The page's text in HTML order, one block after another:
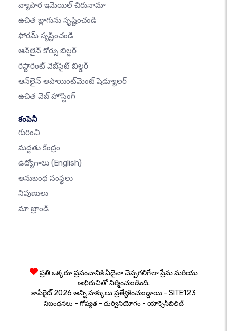
వ్యాపార ఇమెయిల్ చిరునామా
ఉచిత బ్లాగును సృష్టించండి
ఫోరమ్ సృష్టించండి
ఆన్‌లైన్ కోర్సు బిల్డర్
రెస్టారెంట్ వెబ్‌సైట్ బిల్డర్
ఆన్‌లైన్ అపాయింట్‌మెంట్ షెడ్యూలర్
ఉచిత వెబ్ హోస్టింగ్
కంపెనీ
గురించి
మద్దతు కేంద్రం
ఉద్యోగాలు (English)
అనుబంధ సంస్థలు
నిపుణులు
మా బ్రాండ్
ప్రతి ఒక్కరూ ప్రపంచానికి ఏదైనా చెప్పగలిగేలా ప్రేమ మరియు
అభిరుచితో నిర్మించబడింది.
కాపీరైట్ 2026 అన్ని హక్కులు ప్రత్యేకించబడ్డాయి - SITE123
నిబంధనలు - గోప్యత- దుర్వినియోగం- యాక్సెసిబిలిటీ